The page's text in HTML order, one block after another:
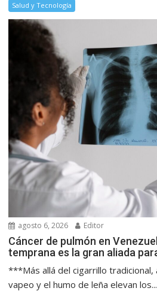
Salud y Tecnología
agosto 6, 2026 Editor
Cáncer de pulmón en
temprana es la gran aliada
***Más allá del cigarrillo tradicional,
vapeo y el humo de leña elevan los...